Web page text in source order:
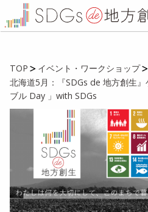
TOP
イベント・ワークショップ
北海道5月：『SDGs de 地方創生
ブル Day 」with SDGs